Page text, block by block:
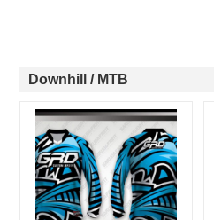
Downhill / MTB